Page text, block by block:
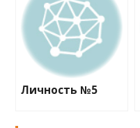
Личность №5